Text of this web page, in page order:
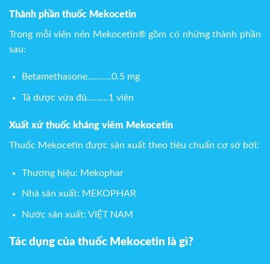
Thành phần thuốc Mekocetin
Trong mỗi viên nén Mekocetin® gồm có những thành phần
sau:
Betamethasone……….0.5 mg
Tá dược vừa đủ………1 viên
Xuất xứ thuốc kháng viêm Mekocetin
Thuốc Mekocetin được sản xuất theo tiêu chuẩn cơ sở bời:
Thương hiệu: Mekophar
Nhà sản xuất: MEKOPHAR
Nước sản xuất: VIỆT NAM
Tác dụng của thuốc Mekocetin là gì?